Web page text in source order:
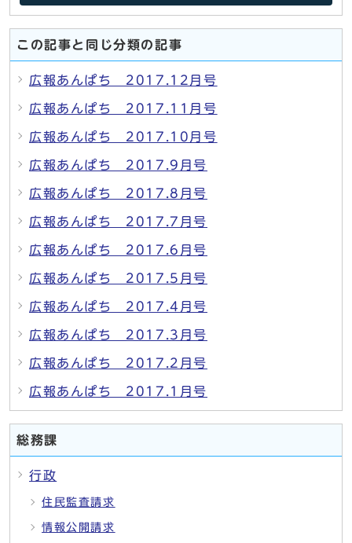
この記事と同じ分類の記事
広報あんぱち 2017.12月号
広報あんぱち 2017.11月号
広報あんぱち 2017.10月号
広報あんぱち 2017.9月号
広報あんぱち 2017.8月号
広報あんぱち 2017.7月号
広報あんぱち 2017.6月号
広報あんぱち 2017.5月号
広報あんぱち 2017.4月号
広報あんぱち 2017.3月号
広報あんぱち 2017.2月号
広報あんぱち 2017.1月号
総務課
行政
住民監査請求
情報公開請求